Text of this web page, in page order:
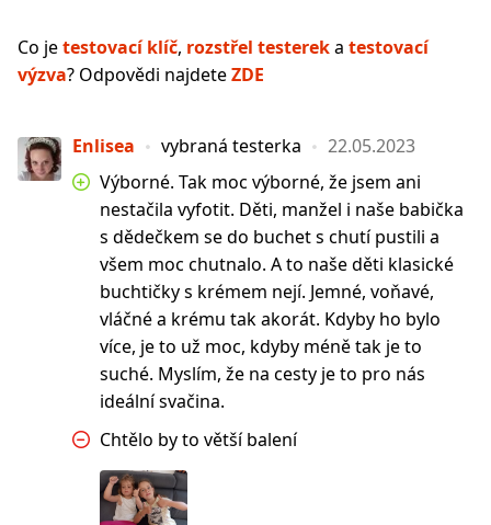
Co jetestovací klíč, rozstřel testereka testovací
výzva? Odpovědi najdeteZDE
Enlisea vybraná testerka
22.05.2023
Výborné. Tak moc výborné, že jsem ani
nestačila vyfotit. Děti, manžel i naše babička
s dědečkem se do buchet s chutí pustili a
všem moc chutnalo. A to naše děti klasické
buchtičky s krémem nejí. Jemné, voňavé,
vláčné a krému tak akorát. Kdyby ho bylo
více, je to už moc, kdyby méně tak je to
suché. Myslím, že na cesty je to pro nás
ideální svačina.
Chtělo by to větší balení